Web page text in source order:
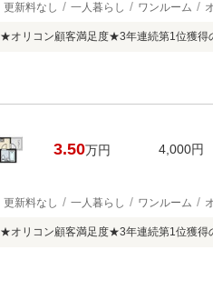
更新料なし 一人暮らし ワンルーム
★オリコン顧客満足度★3年連続第1位獲得
3.50万円 4,000円
更新料なし 一人暮らし ワンルーム
★オリコン顧客満足度★3年連続第1位獲得